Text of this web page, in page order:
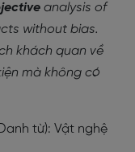
analysis of
without bias.
khách quan về
mà không có
từ): Vật nghệ